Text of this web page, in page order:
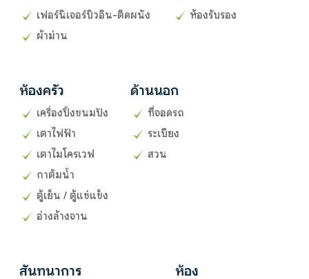
เฟอร์นิเจอร์บิวอิน-ติดผนัง
ผ้าม่าน
ห้องรับรอง
ห้องครัว
เครื่องปิ้งขนมปัง
เตาไฟฟ้า
เตาไมโครเวฟ
กาต้มน้ำ
ตู้เย็น / ตู้แช่แข็ง
อ่างล้างจาน
ด้านนอก
ที่จอดรถ
ระเบียง
สวน
สันทนาการ ห้อง